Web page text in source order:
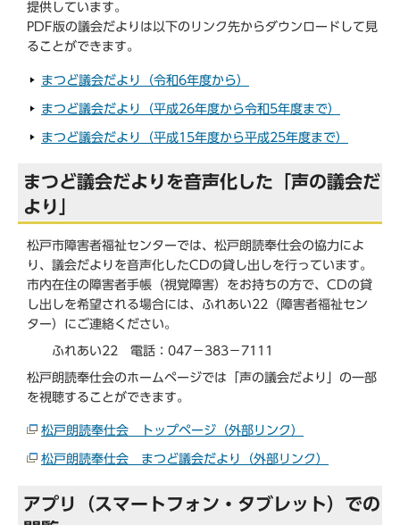
提供しています。
PDF版の議会だよりは以下のリンク先からダウンロードして見
ることができます。
まつど議会だより（令和6年度から）
まつど議会だより（平成26年度から令和5年度まで）
まつど議会だより（平成15年度から平成25年度まで）
まつど議会だよりを音声化した「声の議会だ
より」
松戸市障害者福祉センターでは、松戸朗読奉仕会の協力によ
り、議会だよりを音声化したCDの貸し出しを行っています。
市内在住の障害者手帳（視覚障害）をお持ちの方で、CDの貸
し出しを希望される場合には、ふれあい22（障害者福祉セン
ター）にご連絡ください。
ふれあい22 電話：047－383－7111
松戸朗読奉仕会のホームページでは「声の議会だより」の一部
を視聴することができます。
松戸朗読奉仕会 トップページ（外部リンク）
松戸朗読奉仕会 まつど議会だより（外部リンク）
アプリ（スマートフォン・タブレット）での